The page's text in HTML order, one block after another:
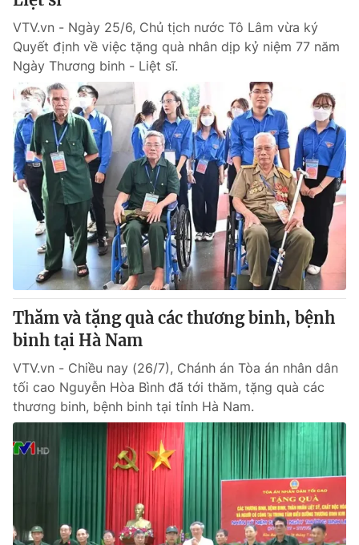
Photo Infographic
Video Shorts video
VTV Money VTV Thể thao
VTV Sức khoẻ Bất động sản
Thị trường 24h Tấm lòng Việt
VTV4 Vươn mình bằng AI
VTV9 VTV8
Liên hệ tòa soạn
THỜI BÁO VTV
Theo dõi báo trên
VTV.vn - Ngày 25/6, Chủ tịch nước Tô Lâm vừa ký
Quyết định về việc tặng quà nhân dịp kỷ niệm 77 năm
Ngày Thương binh - Liệt sĩ.
Thăm và tặng quà các thương binh, bệnh
binh tại Hà Nam
VTV.vn - Chiều nay (26/7), Chánh án Tòa án nhân dân
tối cao Nguyễn Hòa Bình đã tới thăm, tặng quà các
thương binh, bệnh binh tại tỉnh Hà Nam.